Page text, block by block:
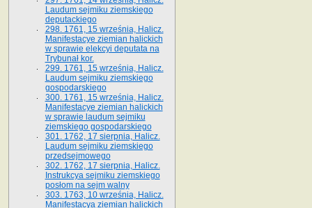
Laudum sejmiku ziemskiego
deputackiego
298. 1761, 15 września, Halicz.
Manifestacye ziemian halickich
w sprawie elekcyi deputata na
Trybunał kor.
299. 1761, 15 września, Halicz.
Laudum sejmiku ziemskiego
gospodarskiego
300. 1761, 15 września, Halicz.
Manifestacye ziemian halickich
w sprawie laudum sejmiku
ziemskiego gospodarskiego
301. 1762, 17 sierpnia, Halicz.
Laudum sejmiku ziemskiego
przedsejmowego
302. 1762, 17 sierpnia, Halicz.
Instrukcya sejmiku ziemskiego
posłom na sejm walny
303. 1763, 10 września, Halicz.
Manifestacya ziemian halickich